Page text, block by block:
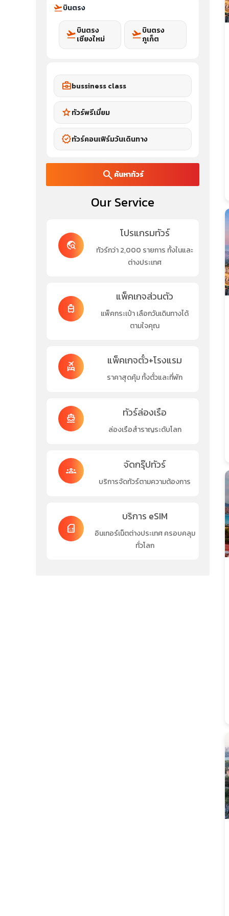
flight_takeoffบินตรง
flight_takeoffบินตรง
เชียงใหม่
flight_takeoffบินตรง
ภูเก็ต
business_centerbussiness class
starทัวร์พรีเมี่ยม
verifiedทัวร์คอนเฟิร์มวันเดินทาง
search ค้นหาทัวร์
Our Service
travel_explore
โปรแกรมทัวร์
ทัวร์กว่า 2,000 รายการ ทั้งในและ
ต่างประเทศ
travel_luggage_and_bags
แพ็คเกจส่วนตัว
แพ็คกระเป๋า เลือกวันเดินทางได้
ตามใจคุณ
flights_and_hotels แพ็คเกจตั๋ว+โรงแรม
ราคาสุดคุ้ม ทั้งตั๋วและที่พัก
directions_boat ทัวร์ล่องเรือ
ล่องเรือสำราญระดับโลก
groups จัดกรุ๊ปทัวร์
บริการจัดทัวร์ตามความต้องการ
sim_card
บริการ eSIM
อินเทอร์เน็ตต่างประเทศ ครอบคลุม
ทั่วโลก